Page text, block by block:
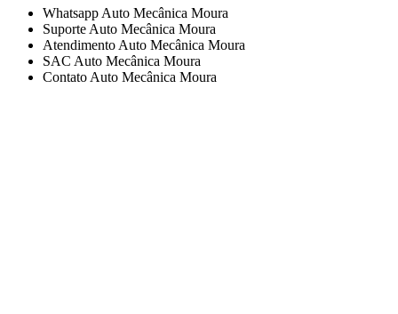
Whatsapp Auto Mecânica Moura
Suporte Auto Mecânica Moura
Atendimento Auto Mecânica Moura
SAC Auto Mecânica Moura
Contato Auto Mecânica Moura